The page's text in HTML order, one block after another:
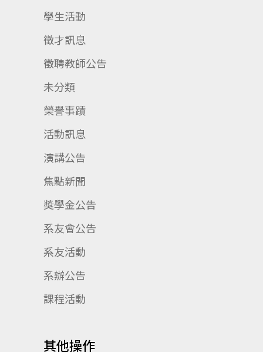
學生活動
徵才訊息
徵聘教師公告
未分類
榮譽事蹟
活動訊息
演講公告
焦點新聞
獎學金公告
系友會公告
系友活動
系辦公告
課程活動
其他操作